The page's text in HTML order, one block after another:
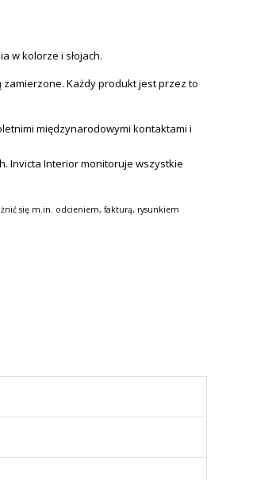
w kolorze i słojach.
Każdy produkt jest przez to
międzynarodowymi kontaktami i
Invicta Interior monitoruje wszystkie
się m.in. odcieniem, fakturą, rysunkiem